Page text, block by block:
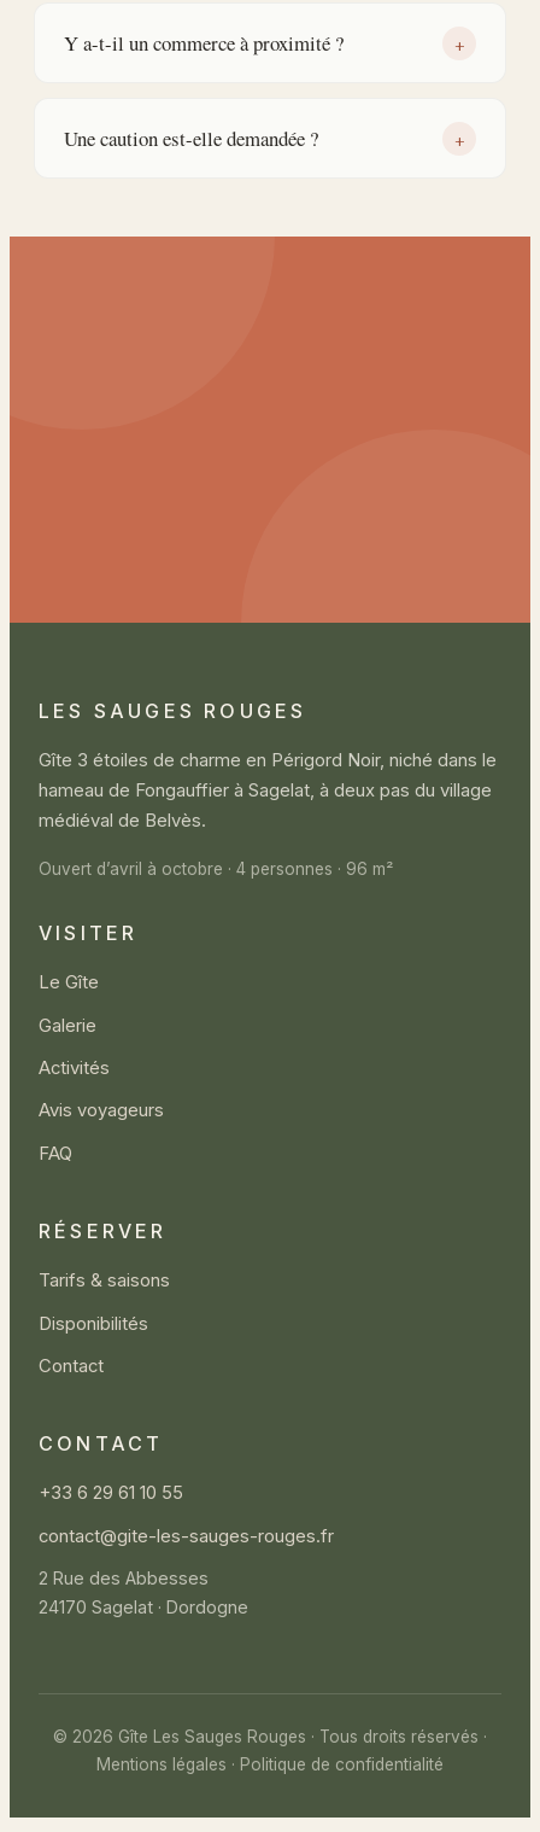
Y a-t-il un commerce à proximité ? +
Une caution est-elle demandée ? +
LES SAUGES ROUGES
Gîte 3 étoiles de charme en Périgord Noir, niché dans le
hameau de Fongauffier à Sagelat, à deux pas du village
médiéval de Belvès.
Ouvert d’avril à octobre · 4 personnes · 96 m²
VISITER
Le Gîte
Galerie
Activités
Avis voyageurs
FAQ
RÉSERVER
Tarifs & saisons
Disponibilités
Contact
CONTACT
+33 6 29 61 10 55
contact@gite-les-sauges-rouges.fr
2 Rue des Abbesses
24170 Sagelat · Dordogne
© 2026 Gîte Les Sauges Rouges · Tous droits réservés ·
Mentions légales · Politique de confidentialité